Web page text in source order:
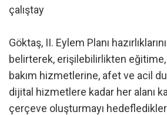
çalıştay
Göktaş, II. Eylem Planı
belirterek, erişilebilirlikten
bakım hizmetlerine, afet ve acil
dijital hizmetlere kadar her alanı
çerçeve oluşturmayı